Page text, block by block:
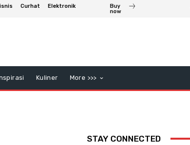
Curhat
Elektronik
Buy
now
Kuliner More >>>
STAY CONNECTED